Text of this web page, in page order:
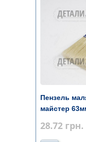
Пензель
майстер
28.72 грн.